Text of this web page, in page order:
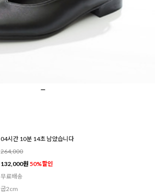
04시간 10분 12초 남았습니다
264,000
132,000원 50%할인
무료배송
굽2cm